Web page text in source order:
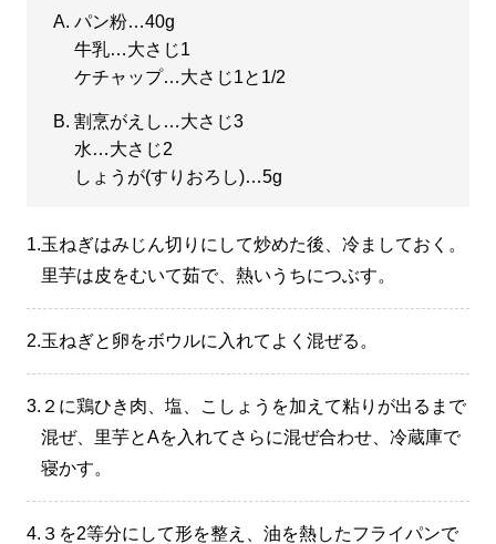
パン粉…40g
牛乳…大さじ1
ケチャップ…大さじ1と1/2
割烹がえし…大さじ3
水…大さじ2
しょうが(すりおろし)…5g
1.玉ねぎはみじん切りにして炒めた後、冷ましておく。
里芋は皮をむいて茹で、熱いうちにつぶす。
2.玉ねぎと卵をボウルに入れてよく混ぜる。
3. ２に鶏ひき肉、塩、こしょうを加えて粘りが出るまで
混ぜ、里芋とAを入れてさらに混ぜ合わせ、冷蔵庫で
寝かす。
4. ３を2等分にして形を整え、油を熱したフライパンで